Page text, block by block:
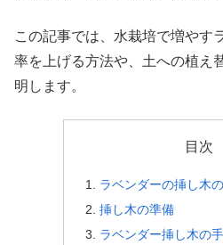
この記事では、水栽培で増やす
率を上げる方法や、土への植え
明します。
目次
ラベンダーの挿し木
挿し木の準備
ラベンダー挿し木の